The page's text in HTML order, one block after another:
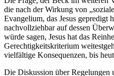
die nach der Wirkung von
Evangelium, das Jesus gepredigt
nachvollziehbar auf dessen
würde sagen, Jesus hat das
Gerechtigkeitskriterium
vielfältige Konsequenzen, bis
Die Diskussion über Regelungen